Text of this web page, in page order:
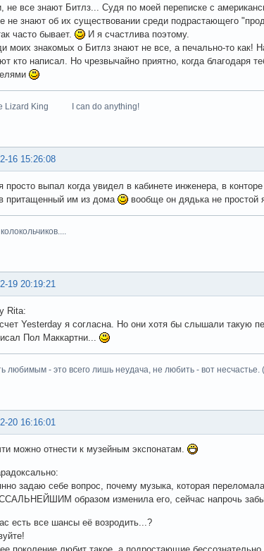
не все знают Битлз... Судя по моей переписке с
не знают об их существовании среди подрастающего
часто бывает.
И я счастлива поэтому.
моих знакомых о Битлз знают не все, а печально-то
кто написал. Но чрезвычайно приятно, когда благодаря
Lizard King I can do anything!
16 15:26:08
просто выпал когда увидел в кабинете инженера, в
притащенный им из дома
вообще он дядька не простой
19 20:19:21
Rita:
Yesterday я согласна. Но они хотя бы слышали такую
Пол Маккартни...
любимым - это всего лишь неудача, не любить - вот несчастье.
20 16:16:01
можно отнести к музейным экспонатам.
задаю себе вопрос, почему музыка, которая
образом изменила его, сейчас напрочь
есть все шансы её возродить...?